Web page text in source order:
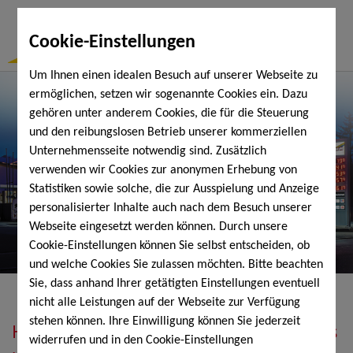
Cookie-Einstellungen
Um Ihnen einen idealen Besuch auf unserer Webseite zu
ermöglichen, setzen wir sogenannte Cookies ein. Dazu
gehören unter anderem Cookies, die für die Steuerung
und den reibungslosen Betrieb unserer kommerziellen
Unternehmensseite notwendig sind. Zusätzlich
verwenden wir Cookies zur anonymen Erhebung von
Statistiken sowie solche, die zur Ausspielung und Anzeige
personalisierter Inhalte auch nach dem Besuch unserer
Webseite eingesetzt werden können. Durch unsere
Cookie-Einstellungen können Sie selbst entscheiden, ob
und welche Cookies Sie zulassen möchten. Bitte beachten
Sie, dass anhand Ihrer getätigten Einstellungen eventuell
nicht alle Leistungen auf der Webseite zur Verfügung
stehen können. Ihre Einwilligung können Sie jederzeit
widerrufen und in den Cookie-Einstellungen
Heizöl, Diesel, Schmierstoffe, Holzpellets